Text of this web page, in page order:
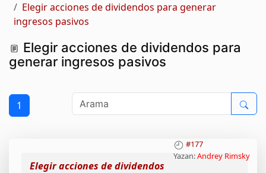
Elegir acciones de dividendos para generar
ingresos pasivos
Elegir acciones de dividendos para
generar ingresos pasivos
1
#177
Yazan:Andrey Rimsky
Elegir acciones de dividendos